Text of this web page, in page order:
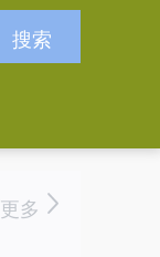
搜索
更多